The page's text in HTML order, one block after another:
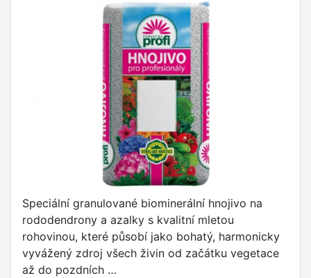
Speciální granulované biominerální hnojivo na
rododendrony a azalky s kvalitní mletou
rohovinou, které působí jako bohatý, harmonicky
vyvážený zdroj všech živin od začátku vegetace
až do pozdních …